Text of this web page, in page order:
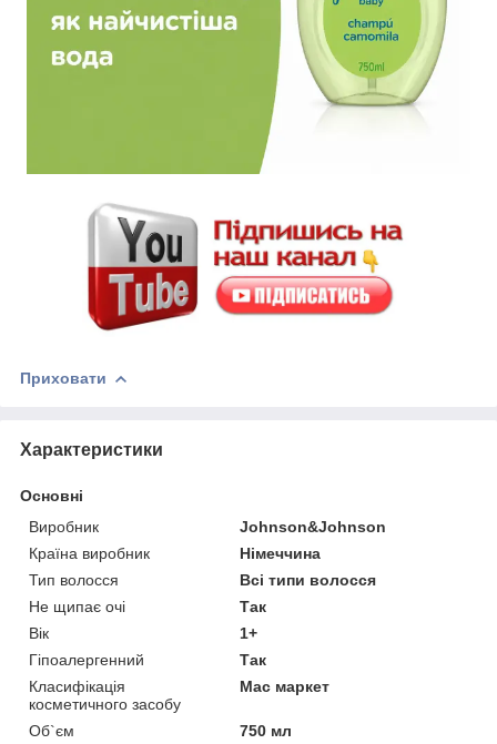
Приховати
Характеристики
Основні
Виробник
Johnson&Johnson
Країна виробник
Німеччина
Тип волосся
Всі типи волосся
Не щипає очі
Так
Вік
1+
Гіпоалергенний
Так
Класифікація
косметичного засобу
Мас маркет
Об`єм
750 мл